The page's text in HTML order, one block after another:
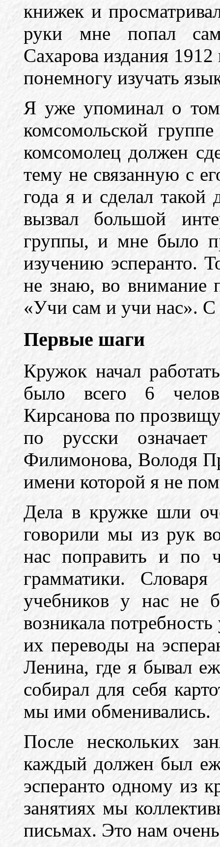
книжек и
руки мне попал
Сахарова издания
понемногу изучать
Я уже упоминал о
комсомольской
комсомолец должен
тему не связанную с
года я и сделал такой
вызвал большой
группы, и мне было
изучению эсперанто.
не знаю, во внимание
«Учи сам и учи нас».
Первые шаги
Кружок начал
было всего 6
Кирсанова по
по русски
Филимонова, Володя
имени которой я не
Дела в кружке шли
говорили мы из рук
нас поправить и по
грамматики.
учебников у нас не
возникала
их переводы на
Ленина, где я бывал
собирал для себя
мы ими обменивались.
После нескольких
каждый должен был
эсперанто одному из
занятиях мы
письмах. Это нам